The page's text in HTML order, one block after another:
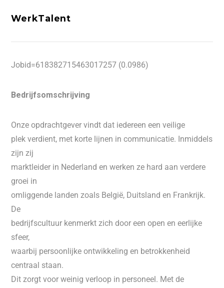
WerkTalent
Jobid=618382715463017257 (0.0986)
Bedrijfsomschrijving
Onze opdrachtgever vindt dat iedereen een veilige
plek verdient, met korte lijnen in communicatie. Inmiddels
zijn zij
marktleider in Nederland en werken ze hard aan verdere
groei in
omliggende landen zoals België, Duitsland en Frankrijk.
De
bedrijfscultuur kenmerkt zich door een open en eerlijke
sfeer,
waarbij persoonlijke ontwikkeling en betrokkenheid
centraal staan.
Dit zorgt voor weinig verloop in personeel. Met de